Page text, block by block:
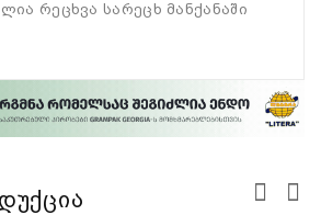
რეცხვა სარეცხ მანქანაში